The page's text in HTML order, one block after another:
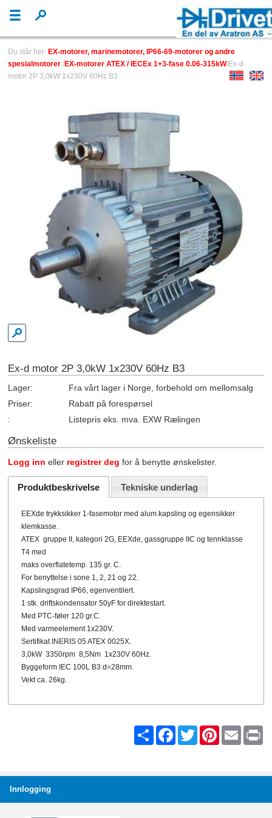
Du står her:EX-motorer, marinemotorer, IP66-69-motorer og andre
spesialmotorer/EX-motorer ATEX / IECEx 1+3-fase 0.06-315kW/Ex-d
motor 2P 3,0kW 1x230V 60Hz B3
Ex-d motor 2P 3,0kW 1x230V 60Hz B3
Lager:
Fra vårt lager i Norge, forbehold om mellomsalg
Priser:
Rabatt på forespørsel
:
Listepris eks. mva. EXW Rælingen
Ønskeliste
Logg inn eller registrer deg for å benytte ønskelister.
Produktbeskrivelse Tekniske underlag
EEXde trykksikker 1-fasemotor med alum.kapsling og egensikker
klemkasse.
ATEX gruppe II, kategori 2G, EEXde, gassgruppe IIC og tennklasse
T4 med
maks overflatetemp. 135 gr. C.
For benyttelse i sone 1, 2, 21 og 22.
Kapslingsgrad IP66, egenventilert.
1 stk. driftskondensator 50yF for direktestart.
Med PTC-føler 120 gr.C.
Med varmeelement 1x230V.
Sertifikat INERIS 05 ATEX 0025X.
3,0kW 3350rpm 8,5Nm 1x230V 60Hz.
Byggeform IEC 100L B3 d=28mm.
Vekt ca. 26kg.
ShareFacebook
TwitterPinterest
Email
Innlogging